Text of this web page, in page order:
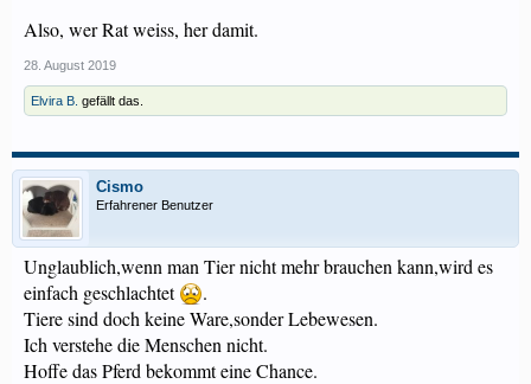
Also, wer Rat weiss, her damit.
28. August 2019
Elvira B. gefällt das.
Cismo
Erfahrener Benutzer
Unglaublich,wenn man Tier nicht mehr brauchen kann,wird es
einfach geschlachtet
.
Tiere sind doch keine Ware,sonder Lebewesen.
Ich verstehe die Menschen nicht.
Hoffe das Pferd bekommt eine Chance.